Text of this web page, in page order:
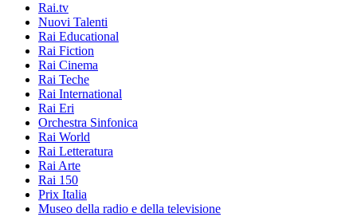
Rai.tv
Nuovi Talenti
Rai Educational
Rai Fiction
Rai Cinema
Rai Teche
Rai International
Rai Eri
Orchestra Sinfonica
Rai World
Rai Letteratura
Rai Arte
Rai 150
Prix Italia
Museo della radio e della televisione